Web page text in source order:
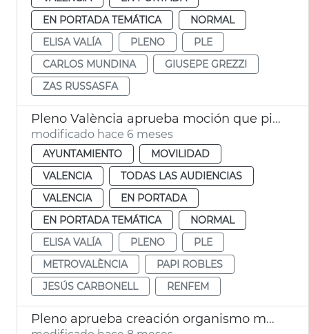
EN PORTADA TEMÁTICA
NORMAL
ELISA VALÍA
PLENO
PLE
CARLOS MUNDINA
GIUSEPE GREZZI
ZAS RUSSASFA
Pleno València aprueba moción que pide mejoras en Renfe y Metrovalència
modificado hace 6 meses
AYUNTAMIENTO
MOVILIDAD
VALENCIA
TODAS LAS AUDIENCIAS
VALENCIA
EN PORTADA
EN PORTADA TEMÁTICA
NORMAL
ELISA VALÍA
PLENO
PLE
METROVALÈNCIA
PAPI ROBLES
JESÚS CARBONELL
RENFEM
Pleno aprueba creación organismo municipal València Sostenible